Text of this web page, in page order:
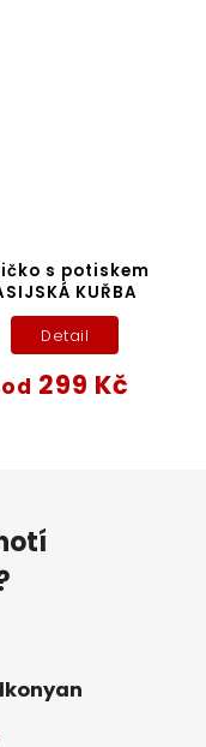
s potiskem
KUŘBA
od 299 Kč
Detail